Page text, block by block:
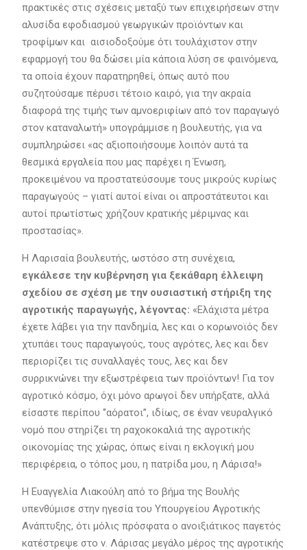
πρακτικές στις σχέσεις μεταξύ των επιχειρήσεων στην
αλυσίδα εφοδιασμού γεωργικών προϊόντων και
τροφίμων και αισιοδοξούμε ότι τουλάχιστον στην
εφαρμογή του θα δώσει μία κάποια λύση σε φαινόμενα,
τα οποία έχουν παρατηρηθεί, όπως αυτό που
συζητούσαμε πέρυσι τέτοιο καιρό, για την ακραία
διαφορά της τιμής των αμνοεριφίων από τον παραγωγό
στον καταναλωτή» υπογράμμισε η βουλευτής, για να
συμπληρώσει «ας αξιοποιήσουμε λοιπόν αυτά τα
θεσμικά εργαλεία που μας παρέχει η Ένωση,
προκειμένου να προστατεύσουμε τους μικρούς κυρίως
παραγωγούς – γιατί αυτοί είναι οι απροστάτευτοι και
αυτοί πρωτίστως χρήζουν κρατικής μέριμνας και
προστασίας».
Η Λαρισαία βουλευτής, ωστόσο στη συνέχεια,
εγκάλεσε την κυβέρνηση για ξεκάθαρη έλλειψη
σχεδίου σε σχέση με την ουσιαστική στήριξη της
αγροτικής παραγωγής, λέγοντας: «Ελάχιστα μέτρα
έχετε λάβει για την πανδημία, λες και ο κορωνοϊός δεν
χτυπάει τους παραγωγούς, τους αγρότες, λες και δεν
περιορίζει τις συναλλαγές τους, λες και δεν
συρρικνώνει την εξωστρέφεια των προϊόντων! Για τον
αγροτικό κόσμο, όχι μόνο αρωγοί δεν υπήρξατε, αλλά
είσαστε περίπου ‘’αόρατοι’’, ιδίως, σε έναν νευραλγικό
νομό που στηρίζει τη ραχοκοκαλιά της αγροτικής
οικονομίας της χώρας, όπως είναι η εκλογική μου
περιφέρεια, ο τόπος μου, η πατρίδα μου, η Λάρισα!»
Η Ευαγγελία Λιακούλη από το βήμα της Βουλής
υπενθύμισε στην ηγεσία του Υπουργείου Αγροτικής
Ανάπτυξης, ότι μόλις πρόσφατα ο ανοιξιάτικος παγετός
κατέστρεψε στο ν. Λάρισας μεγάλο μέρος της αγροτικής